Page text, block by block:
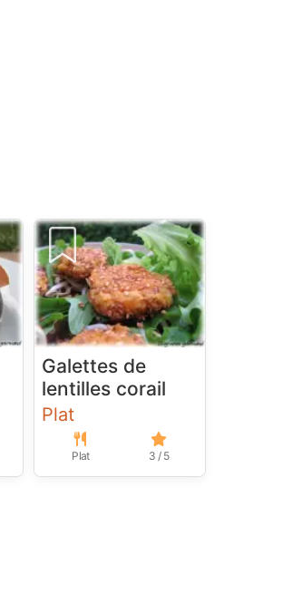
Galettes de
lentilles corail
Plat
Plat 3 / 5